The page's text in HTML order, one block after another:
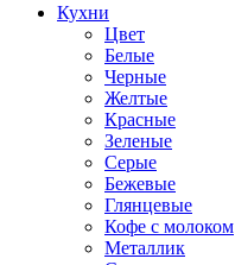
Кухни
Цвет
Белые
Черные
Желтые
Красные
Зеленые
Серые
Бежевые
Глянцевые
Кофе с молоком
Металлик